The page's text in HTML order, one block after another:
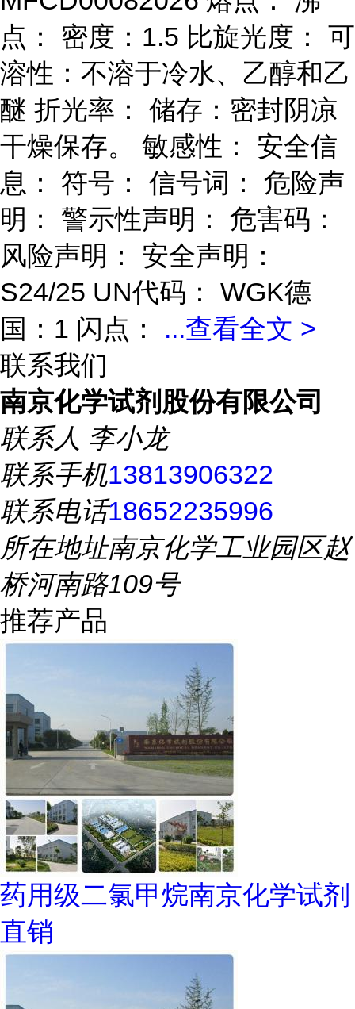
点： 密度：1.5 比旋光度： 可
溶性：不溶于冷水、乙醇和乙
醚 折光率： 储存：密封阴凉
干燥保存。 敏感性： 安全信
息： 符号： 信号词： 危险声
明： 警示性声明： 危害码：
风险声明： 安全声明：
S24/25 UN代码： WGK德
国：1 闪点： ...查看全文 >
联系我们
南京化学试剂股份有限公司
联系人 李小龙
联系手机13813906322
联系电话18652235996
所在地址南京化学工业园区赵
桥河南路109号
推荐产品
药用级二氯甲烷南京化学试剂
直销